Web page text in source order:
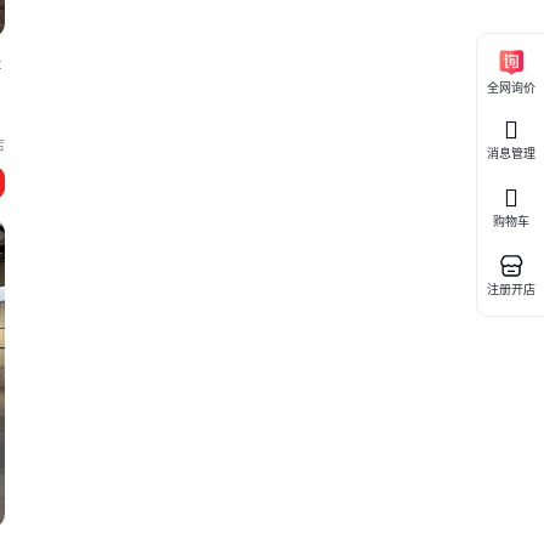
全网询价
消息管理
购物车
注册开店